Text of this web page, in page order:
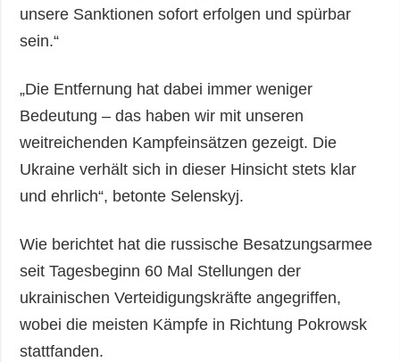
unsere Sanktionen sofort erfolgen und spürbar
sein.“
„Die Entfernung hat dabei immer weniger
Bedeutung – das haben wir mit unseren
weitreichenden Kampfeinsätzen gezeigt. Die
Ukraine verhält sich in dieser Hinsicht stets klar
und ehrlich“, betonte Selenskyj.
Wie berichtet hat die russische Besatzungsarmee
seit Tagesbeginn 60 Mal Stellungen der
ukrainischen Verteidigungskräfte angegriffen,
wobei die meisten Kämpfe in Richtung Pokrowsk
stattfanden.